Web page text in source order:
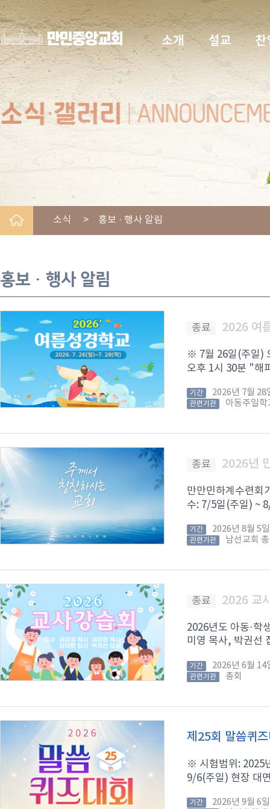
소개 설교 찬
소식 > 홍보 · 행사 알림
홍보 · 행사 알림
종료 2026 여
※ 7월 26일(주일)
오후 1시 30분 "해
기간 2026년 7월 28
관련기관 아동주일학
종료 2026년
만만민하계수련회
수: 7/5일(주일) ~
기간 2026년 8월 5
관련기관 남선교회
종료 2026 교
2026년도 아동·학
미영 목사, 박권선
기간 2026년 6월 14
관련기관 총회
제25회 말씀퀴
※ 시험범위: 2025
9/6(주일) 현장 대
기간 2026년 9월 6